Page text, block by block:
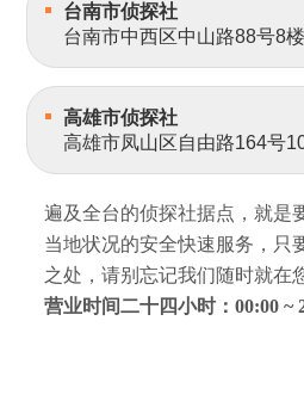
台南市侦探社
台南市中西区中山路88号8楼
高雄市侦探社
高雄市凤山区自由路164号
遍及全台的侦探社据点，就是
当地状况的安全快速服务，只
之处，请别忘记我们随时就在
营业时间二十四小时：00:00 ~